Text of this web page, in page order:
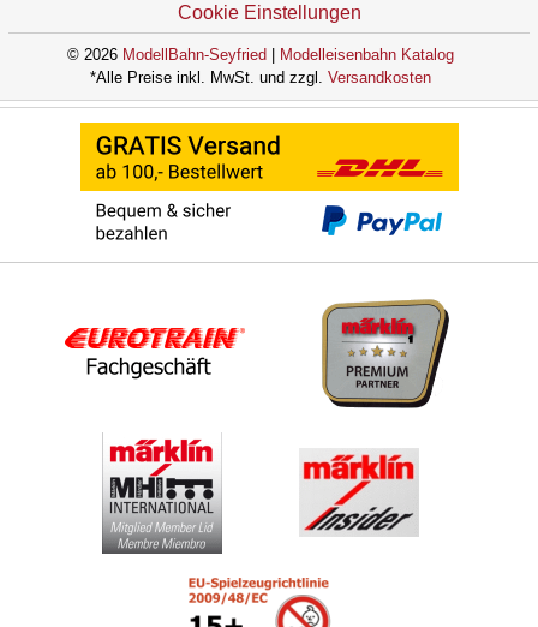
Cookie Einstellungen
© 2026 ModellBahn-Seyfried
Modelleisenbahn Katalog
*Alle Preise inkl. MwSt. und zzgl. Versandkosten